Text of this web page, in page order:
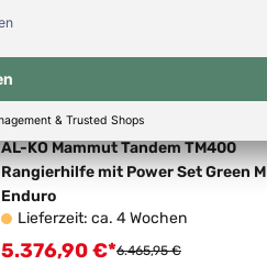
AL-KO Mammut Tandem TM400
Rangierhilfe mit Power Set Green M
Enduro
Lieferzeit: ca. 4 Wochen
Verkaufspreis:
5.376,90 €*Regulärer Preis:
6.465,95 €